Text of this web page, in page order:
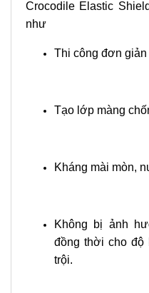
Crocodile Elastic
như
Thi công đơn
Tạo lớp màng
Kháng mài mòn,
Không bị ảnh
đồng thời cho
trội.